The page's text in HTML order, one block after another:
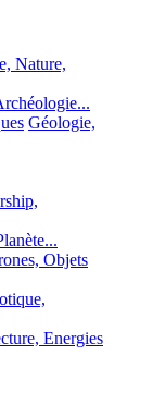
Nature,
Géologie,
Objets
Energies